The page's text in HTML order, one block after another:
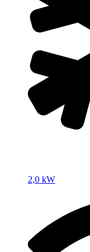
2,0 kW